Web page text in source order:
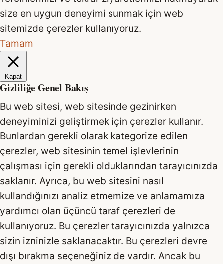
size en uygun deneyimi sunmak için web
sitemizde çerezler kullanıyoruz.
Tamam
Kapat
Gizliliğe Genel Bakış
Bu web sitesi, web sitesinde gezinirken
deneyiminizi geliştirmek için çerezler kullanır.
Bunlardan gerekli olarak kategorize edilen
çerezler, web sitesinin temel işlevlerinin
çalışması için gerekli olduklarından tarayıcınızda
saklanır. Ayrıca, bu web sitesini nasıl
kullandığınızı analiz etmemize ve anlamamıza
yardımcı olan üçüncü taraf çerezleri de
kullanıyoruz. Bu çerezler tarayıcınızda yalnızca
sizin izninizle saklanacaktır. Bu çerezleri devre
dışı bırakma seçeneğiniz de vardır. Ancak bu